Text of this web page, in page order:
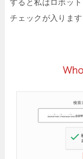
すると私はロボッ
チェックが入ります